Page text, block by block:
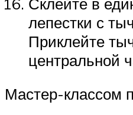
лепестки с
Приклейте
центральной
Мастер-классом